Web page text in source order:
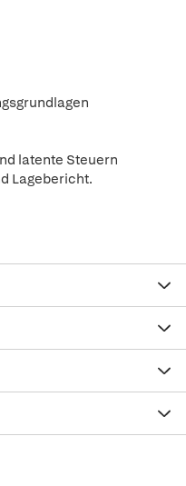
latente Steuern
Lagebericht.